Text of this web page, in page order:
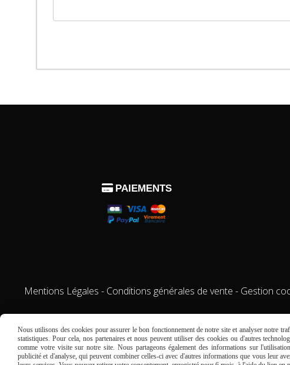
 PAIEMENTS
Mentions Légales Conditions générales de vente Gestion
Nous utilisons des cookies pour assurer le bon fonctionnement de notre site et analyser notre
statistiques. Pour cela, nos partenaires et nous peuvent utiliser des cookies ou d'autres
comme votre visite sur notre site. Nous partageons également des informations sur
publicité et d'analyse, qui peuvent combiner celles-ci avec d'autres informations que vous leur